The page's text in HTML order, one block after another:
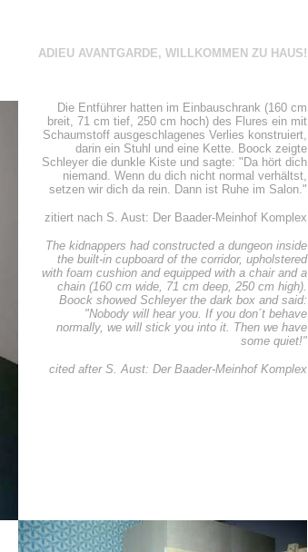
ADIEU AVANTGARDE, WILLKOMMEN ZU HAUS!
Die Entführer hatten im Einbauschrank (160 cm
breit, 71 cm tief, 250 cm hoch) des Flures ein mit
Schaumstoff ausgeschlagenes Verlies konstruiert,
darin ein Stuhl und eine Kette. Boock zeigte
Schleyer die dunkle Kiste und sagte: "Da hört dich
niemand. Wenn du dich nicht normal verhältst,
setzen wir dich da rein. Dann ist Ruhe im Salon."
zitiert nach S. Aust: Der Baader-Meinhof Komplex
The kidnappers had constructed a dungeon inside
the built-in cupboard of the corridor, upholstered
with foam cushion and equipped with a chair and a
chain (160 cm wide, 71 cm deep, 250 cm high).
Boock showed Schleyer the dark box and said:
"Nobody will hear you. If you don´t behave
normally, we will stick you into it. Then we have
some quiet!"
cited after S. Aust: Der Baader-Meinhof Komplex